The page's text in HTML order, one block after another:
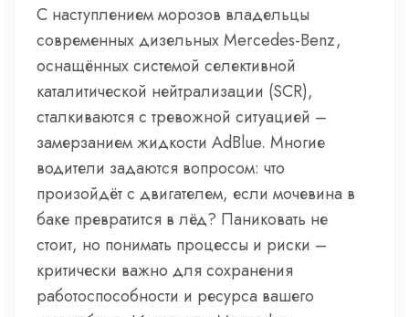
С наступлением морозов владельцы
современных дизельных Mercedes-Benz,
оснащённых системой селективной
каталитической нейтрализации (SCR),
сталкиваются с тревожной ситуацией –
замерзанием жидкости AdBlue. Многие
водители задаются вопросом: что
произойдёт с двигателем, если мочевина в
баке превратится в лёд? Паниковать не
стоит, но понимать процессы и риски –
критически важно для сохранения
работоспособности и ресурса вашего